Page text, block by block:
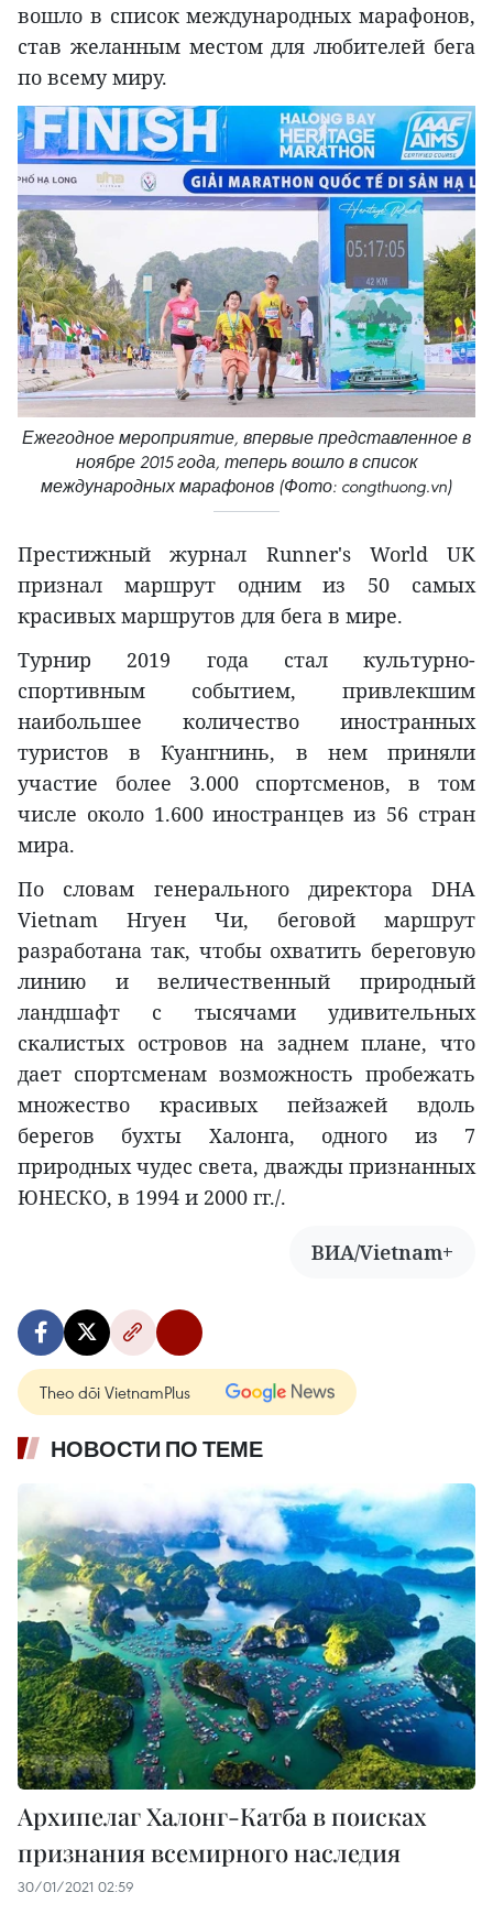
вошло в список международных марафонов,
став желанным местом для любителей бега
по всему миру.
Ежегодное мероприятие, впервые представленное в
ноябре 2015 года, теперь вошло в список
международных марафонов (Фото: congthuong.vn)
Престижный журнал Runner's World UK
признал маршрут одним из 50 самых
красивых маршрутов для бега в мире.
Турнир 2019 года стал культурно-
спортивным событием, привлекшим
наибольшее количество иностранных
туристов в Куангнинь, в нем приняли
участие более 3.000 спортсменов, в том
числе около 1.600 иностранцев из 56 стран
мира.
По словам генерального директора DHA
Vietnam Нгуен Чи, беговой маршрут
разработана так, чтобы охватить береговую
линию и величественный природный
ландшафт с тысячами удивительных
скалистых островов на заднем плане, что
дает спортсменам возможность пробежать
множество красивых пейзажей вдоль
берегов бухты Халонга, одного из 7
природных чудес света, дважды признанных
ЮНЕСКО, в 1994 и 2000 гг./.
ВИА/Vietnam+
Theo dõi VietnamPlus
НОВОСТИ ПО ТЕМЕ
Архипелаг Халонг-Катба в поисках
признания всемирного наследия
30/01/2021 02:59